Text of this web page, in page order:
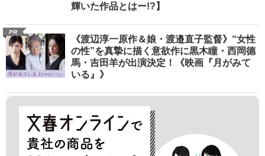
輝いた作品とはー!?】
PR
《渡辺淳一原作＆娘・渡邉直子監督》“女性
の性”を真摯に描く意欲作に黒木瞳・西岡德
馬・吉田羊が出演決定！《映画『月がみて
いる』》